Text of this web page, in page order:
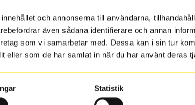
och annonserna till användarna,
även sådana identifierare och annan
som vi samarbetar med. Dessa kan i sin tur
eller som de har samlat in när du har använt deras
Statistik
till någon av våra däckverkstäder i
eller service. När vi byter dina däck ser vi till att